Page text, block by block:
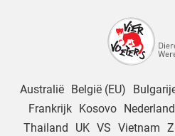
Australië België (EU)
Frankrijk
Kosovo Nederland
Thailand
UK VS Vietnam